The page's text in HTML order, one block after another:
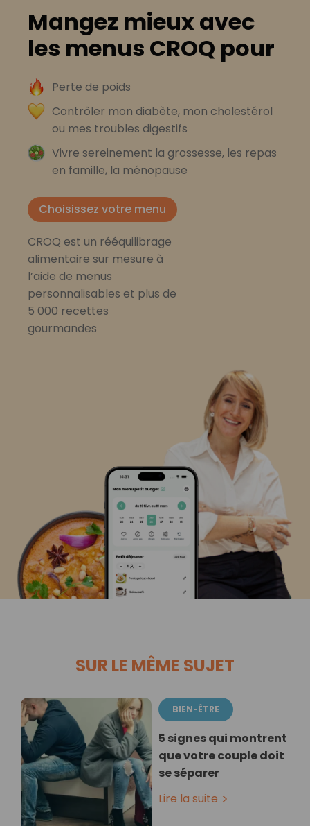
Mangez mieux avec
les menus CROQ pour
Perte de poids
Contrôler mon diabète, mon cholestérol
ou mes troubles digestifs
Vivre sereinement la grossesse, les repas
en famille, la ménopause
Choisissez votre menu
CROQ est un rééquilibrage
alimentaire sur mesure à
l’aide de menus
personnalisables et plus de
5 000 recettes
gourmandes
SUR LE MÊME SUJET
BIEN-ÊTRE
5 signes qui montrent
que votre couple doit
se séparer
Lire la suite